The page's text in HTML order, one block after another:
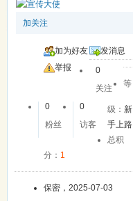
加关注
加为好友
发消息
举报
0
关注
0
粉丝
0
访客
等
级：新
手上路
总积
分： 1
保密，2025-07-03